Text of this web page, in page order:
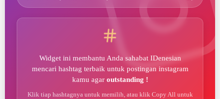
Widget ini membantu Anda sahabat IDenesian
mencari hashtag terbaik untuk postingan instagram
kamu agar outstanding !
Klik tiap hashtagnya untuk memilih, atau klik Copy All untuk